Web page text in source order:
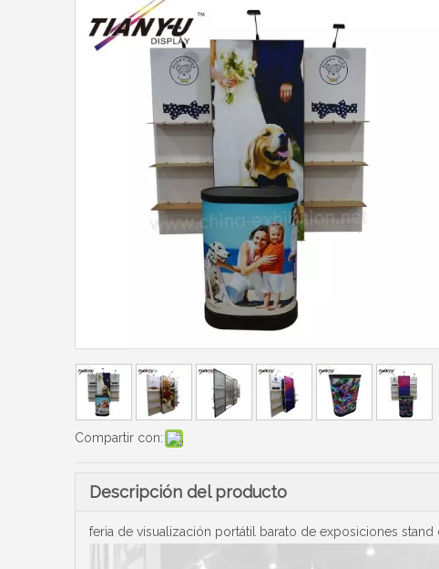
Compartir con:
Descripción del producto
feria de visualización portátil barato de exposiciones